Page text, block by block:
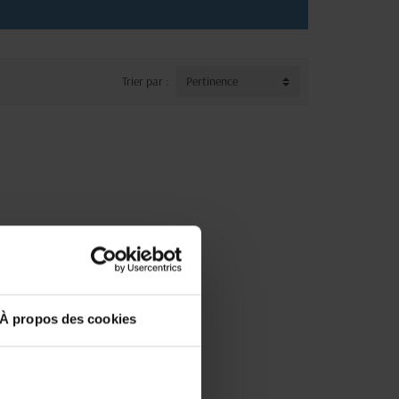
À propos des cookies
Trier par : Pertinence